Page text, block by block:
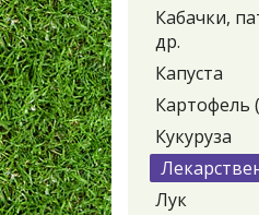
Кабачки,
др.
Капуста
Картофель
Кукуруза
Лук